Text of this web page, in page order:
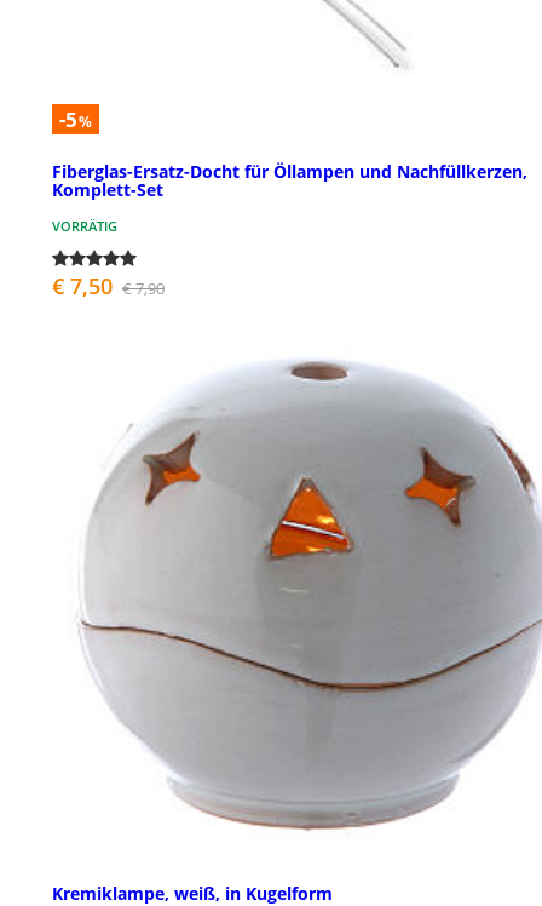
-5%
Fiberglas-Ersatz-Docht für Öllampen und Nachfüllkerzen,
Komplett-Set
VORRÄTIG
€ 7,50 € 7,90
Kremiklampe, weiß, in Kugelform